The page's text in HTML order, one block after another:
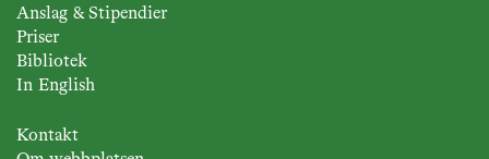
Anslag & Stipendier
Priser
Bibliotek
In English
Kontakt